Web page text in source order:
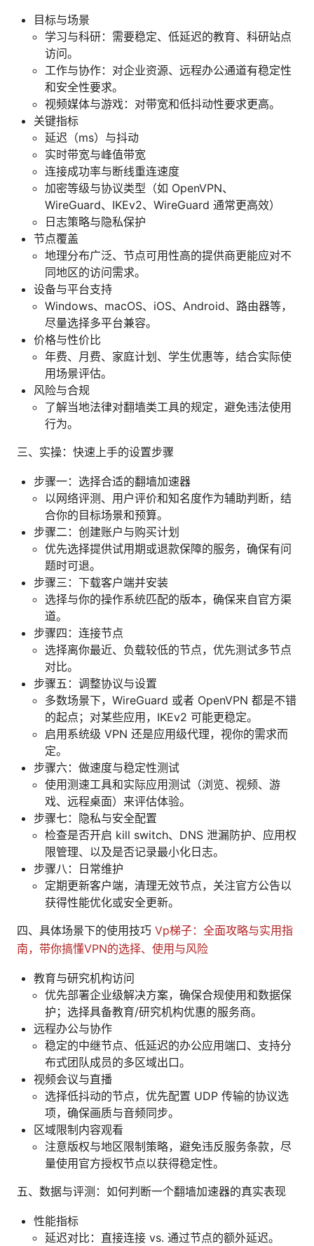
目标与场景
学习与科研：需要稳定、低延迟的教育、科研站点
访问。
工作与协作：对企业资源、远程办公通道有稳定性
和安全性要求。
视频媒体与游戏：对带宽和低抖动性要求更高。
关键指标
延迟（ms）与抖动
实时带宽与峰值带宽
连接成功率与断线重连速度
加密等级与协议类型（如 OpenVPN、
WireGuard、IKEv2、WireGuard 通常更高效）
日志策略与隐私保护
节点覆盖
地理分布广泛、节点可用性高的提供商更能应对不
同地区的访问需求。
设备与平台支持
Windows、macOS、iOS、Android、路由器等，
尽量选择多平台兼容。
价格与性价比
年费、月费、家庭计划、学生优惠等，结合实际使
用场景评估。
风险与合规
了解当地法律对翻墙类工具的规定，避免违法使用
行为。
三、实操：快速上手的设置步骤
步骤一：选择合适的翻墙加速器
以网络评测、用户评价和知名度作为辅助判断，结
合你的目标场景和预算。
步骤二：创建账户与购买计划
优先选择提供试用期或退款保障的服务，确保有问
题时可退。
步骤三：下载客户端并安装
选择与你的操作系统匹配的版本，确保来自官方渠
道。
步骤四：连接节点
选择离你最近、负载较低的节点，优先测试多节点
对比。
步骤五：调整协议与设置
多数场景下，WireGuard 或者 OpenVPN 都是不错
的起点；对某些应用，IKEv2 可能更稳定。
启用系统级 VPN 还是应用级代理，视你的需求而
定。
步骤六：做速度与稳定性测试
使用测速工具和实际应用测试（浏览、视频、游
戏、远程桌面）来评估体验。
步骤七：隐私与安全配置
检查是否开启 kill switch、DNS 泄漏防护、应用权
限管理、以及是否记录最小化日志。
步骤八：日常维护
定期更新客户端，清理无效节点，关注官方公告以
获得性能优化或安全更新。
四、具体场景下的使用技巧 Vp梯子：全面攻略与实用指
南，带你搞懂VPN的选择、使用与风险
教育与研究机构访问
优先部署企业级解决方案，确保合规使用和数据保
护；选择具备教育/研究机构优惠的服务商。
远程办公与协作
稳定的中继节点、低延迟的办公应用端口、支持分
布式团队成员的多区域出口。
视频会议与直播
选择低抖动的节点，优先配置 UDP 传输的协议选
项，确保画质与音频同步。
区域限制内容观看
注意版权与地区限制策略，避免违反服务条款，尽
量使用官方授权节点以获得稳定性。
五、数据与评测：如何判断一个翻墙加速器的真实表现
性能指标
延迟对比：直接连接 vs. 通过节点的额外延迟。